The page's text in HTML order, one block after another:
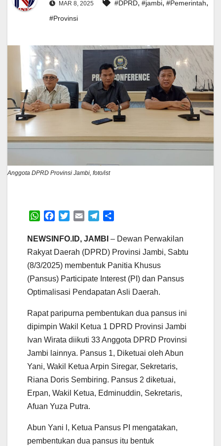
MAR 8, 2025 #DPRD, #jambi, #Pemerintah,
#Provinsi
Anggota DPRD Provinsi Jambi, foto/ist
W
a
s
A
p
p
c
e
o
o
k
i
e
r
a
i
l
e
r
a
m
a
r
NEWSINFO.ID, JAMBI – Dewan Perwakilan
Rakyat Daerah (DPRD) Provinsi Jambi, Sabtu
(8/3/2025) membentuk Panitia Khusus
(Pansus) Participate Interest (PI) dan Pansus
Optimalisasi Pendapatan Asli Daerah.
Rapat paripurna pembentukan dua pansus ini
dipimpin Wakil Ketua 1 DPRD Provinsi Jambi
Ivan Wirata diikuti 33 Anggota DPRD Provinsi
Jambi lainnya. Pansus 1, Diketuai oleh Abun
Yani, Wakil Ketua Arpin Siregar, Sekretaris,
Riana Doris Sembiring. Pansus 2 diketuai,
Erpan, Wakil Ketua, Edminuddin, Sekretaris,
Afuan Yuza Putra.
Abun Yani l, Ketua Pansus PI mengatakan,
pembentukan dua pansus itu bentuk